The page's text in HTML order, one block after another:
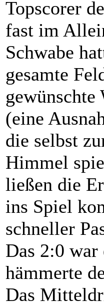
Topscorer
fast im
Schwabe
gesamte
(eine
die selbst
Himmel
ließen die
ins Spiel
schneller
Das 2:0
hämmerte
Das